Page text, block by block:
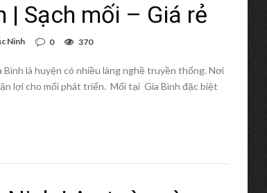
| Sạch mối – Giá rẻ
Ninh 0 370
là huyện có nhiều làng nghề truyền thống. Nơi
lợi cho mối phát triển. Mối tại Gia Bình đặc biệt